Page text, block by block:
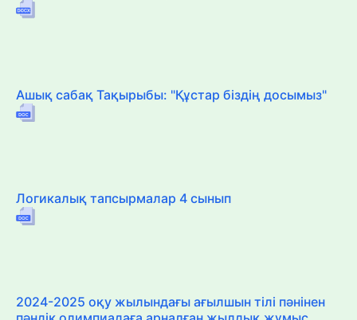
Ашық сабақ Тақырыбы: "Құстар біздің досымыз"
Логикалық тапсырмалар 4 сынып
2024-2025 оқу жылындағы ағылшын тілі пәнінен